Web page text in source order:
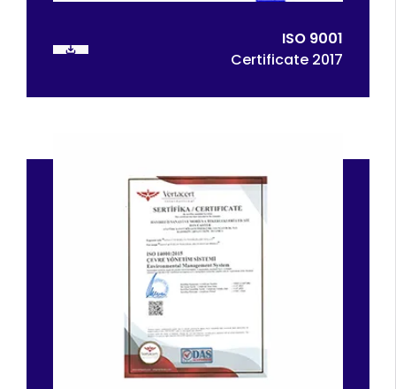
ISO 9001
2017 Certificate